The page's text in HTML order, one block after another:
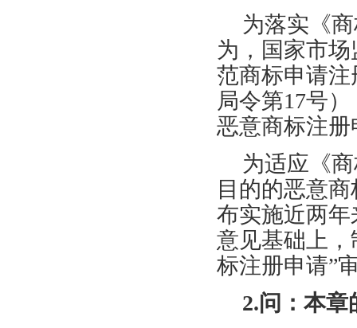
为落实《
为，国家市
范商标申请
局令第17号
恶意商标注
为适应《
目的的恶意
布实施近两
意见基础上
标注册申请”
2.问：本章